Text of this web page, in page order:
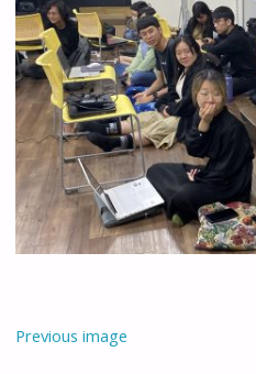
Previous image